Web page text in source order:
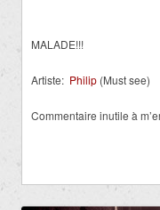
MALADE!!!
Artiste: Philip (Must see)
Commentaire inutile à